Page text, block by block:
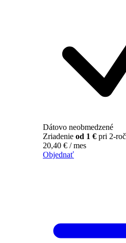
Dátovo neobmedzené
Zriadenie od 1 € pri 2-
20,40 € / mes
Objednať